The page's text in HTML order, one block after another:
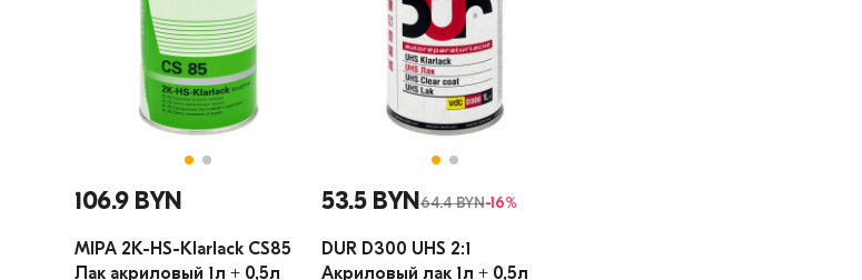
106.9 BYN
MIPA 2К-HS-Klarlack CS85
Лак акриловый 1л + 0,5л
53.5 BYN64.4 BYN-16%
DUR D300 UHS 2:1
Акриловый лак 1л + 0,5л